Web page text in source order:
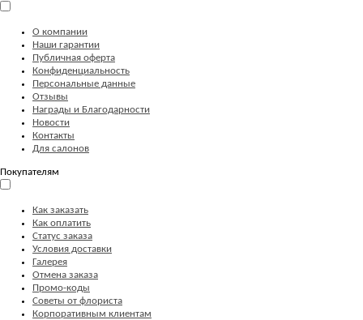
О компании
Наши гарантии
Публичная оферта
Конфиденциальность
Персональные данные
Отзывы
Награды и Благодарности
Новости
Контакты
Для салонов
Покупателям
Как заказать
Как оплатить
Статус заказа
Условия доставки
Галерея
Отмена заказа
Промо-коды
Советы от флориста
Корпоративным клиентам